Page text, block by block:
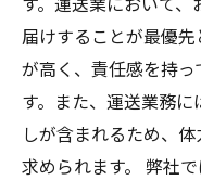
届けすることが最優
が高く、責任感を持
す。また、運送業務
しが含まれるため、
求められます。 弊社